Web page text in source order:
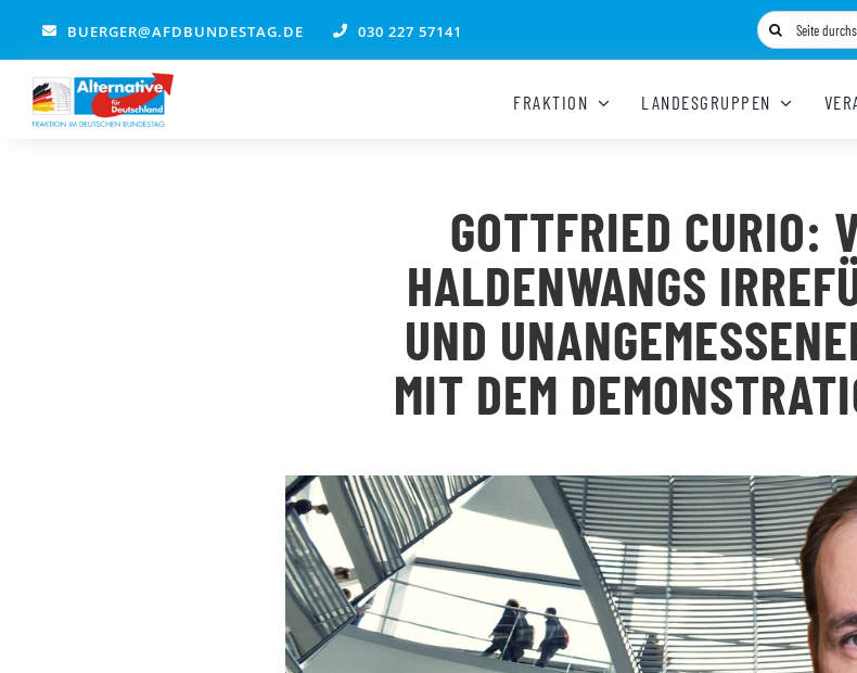
springen
BUERGER@AFDBUNDESTAG.DE 030 227 57141
Suche
nach:
FRAKTION LANDESGRUPPEN
GOTTFRIED CURIO:
HALDENWANGS
UND
MIT DEM